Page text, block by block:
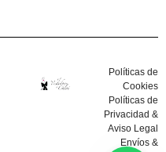
Políticas de
Cookies
Políticas de
Privacidad &
Aviso Legal
Envíos &